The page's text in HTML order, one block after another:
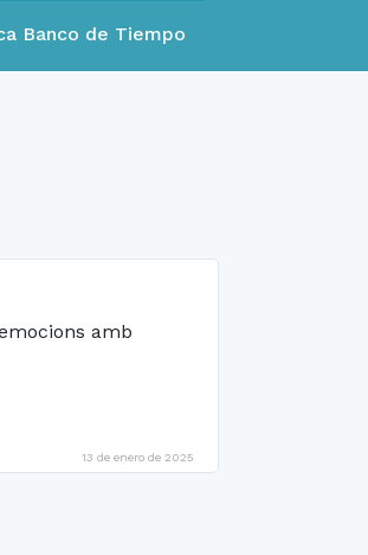
Banco de Tiempo
amb
13 de enero de 2025